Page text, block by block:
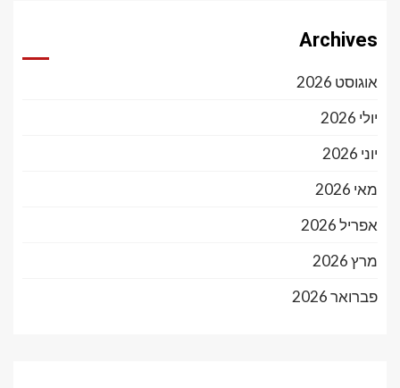
Archives
אוגוסט 2026
יולי 2026
יוני 2026
מאי 2026
אפריל 2026
מרץ 2026
פברואר 2026